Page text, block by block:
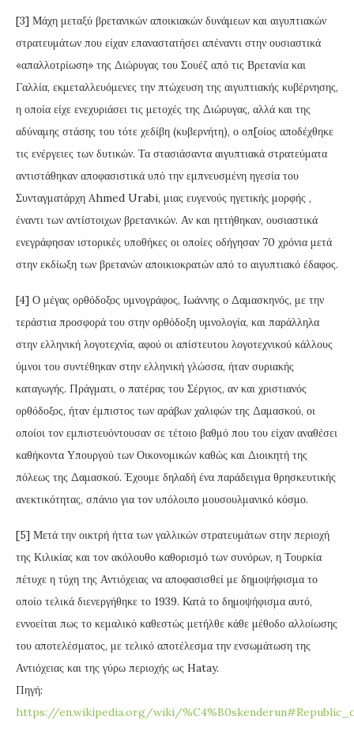
[3] Μάχη μεταξύ βρετανικών αποικιακών δυνάμεων και αιγυπτιακών
στρατευμάτων που είχαν επαναστατήσει απέναντι στην ουσιαστικά
«απαλλοτρίωση» της Διώρυγας του Σουέζ από τις Βρετανία και
Γαλλία, εκμεταλλευόμενες την πτώχευση της αιγυπτιακής κυβέρνησης,
η οποία είχε ενεχυριάσει τις μετοχές της Διώρυγας, αλλά και της
αδύναμης στάσης του τότε χεδίβη (κυβερνήτη), ο οπ[οίος αποδέχθηκε
τις ενέργειες των δυτικών. Τα στασιάσαντα αιγυπτιακά στρατεύματα
αντιστάθηκαν αποφασιστικά υπό την εμπνευσμένη ηγεσία του
Συνταγματάρχη Ahmed Urabi, μιας ευγενούς ηγετικής μορφής ,
έναντι των αντίστοιχων βρετανικών. Αν και ηττήθηκαν, ουσιαστικά
ενεγράφησαν ιστορικές υποθήκες οι οποίες οδήγησαν 70 χρόνια μετά
στην εκδίωξη των βρετανών αποικιοκρατών από το αιγυπτιακό έδαφος.
[4] Ο μέγας ορθόδοξος υμνογράφος, Ιωάννης ο Δαμασκηνός, με την
τεράστια προσφορά του στην ορθόδοξη υμνολογία, και παράλληλα
στην ελληνική λογοτεχνία, αφού οι απίστευτου λογοτεχνικού κάλλους
ύμνοι του συντέθηκαν στην ελληνική γλώσσα, ήταν συριακής
καταγωγής. Πράγματι, ο πατέρας του Σέργιος, αν και χριστιανός
ορθόδοξος, ήταν έμπιστος των αράβων χαλιφών της Δαμασκού, οι
οποίοι τον εμπιστευόντουσαν σε τέτοιο βαθμό που του είχαν αναθέσει
καθήκοντα Υπουργού των Οικονομικών καθώς και Διοικητή της
πόλεως της Δαμασκού. Έχουμε δηλαδή ένα παράδειγμα θρησκευτικής
ανεκτικότητας, σπάνιο για τον υπόλοιπο μουσουλμανικό κόσμο.
[5] Μετά την οικτρή ήττα των γαλλικών στρατευμάτων στην περιοχή
της Κιλικίας και τον ακόλουθο καθορισμό των συνόρων, η Τουρκία
πέτυχε η τύχη της Αντιόχειας να αποφασισθεί με δημοψήφισμα το
οποίο τελικά διενεργήθηκε το 1939. Κατά το δημοψήφισμα αυτό,
εννοείται πως το κεμαλικό καθεστώς μετήλθε κάθε μέθοδο αλλοίωσης
του αποτελέσματος, με τελικό αποτέλεσμα την ενσωμάτωση της
Αντιόχειας και της γύρω περιοχής ως Hatay.
Πηγή:
https://en.wikipedia.org/wiki/